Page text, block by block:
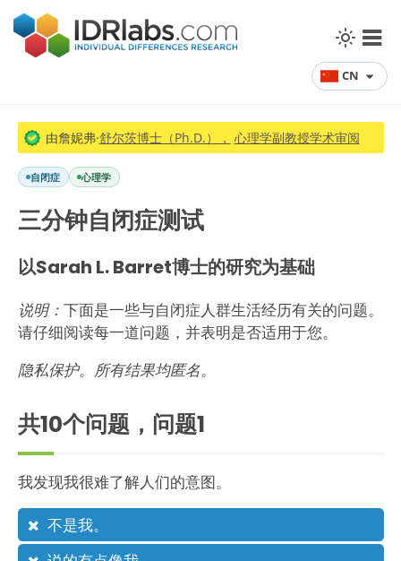
CN
由詹妮弗·舒尔茨博士（Ph.D.）， 心理学副教授学术审阅
自闭症 心理学
三分钟自闭症测试
以Sarah L. Barret博士的研究为基础
说明： 下面是一些与自闭症人群生活经历有关的问题。
请仔细阅读每一道问题，并表明是否适用于您。
隐私保护。所有结果均匿名。
共10个问题，问题1
我发现我很难了解人们的意图。
不是我。